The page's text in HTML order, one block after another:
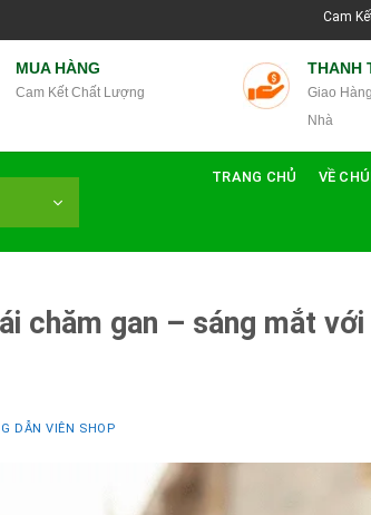
Cam Kết Sản Shẩm Chính
MUA HÀNG
Cam Kết Chất Lượng
THANH
Giao
Nhà
TRANG CHỦ VỀ
chăm gan – sáng mắt
DẪN VIÊN SHOP